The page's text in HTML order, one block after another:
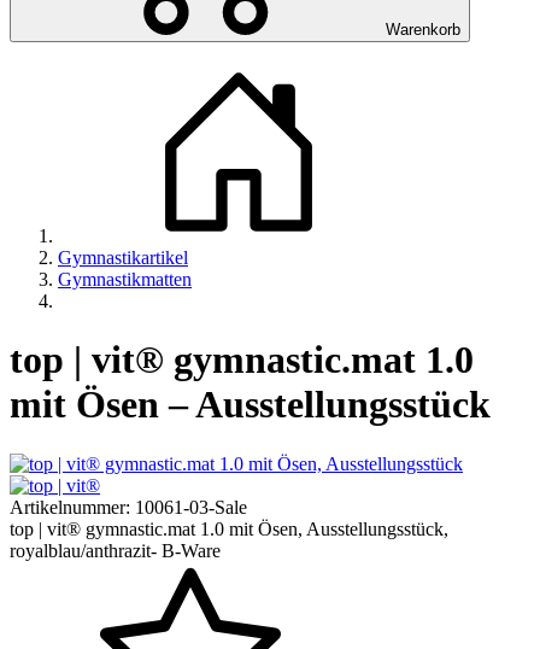
Warenkorb
Gymnastikartikel
Gymnastikmatten
top | vit® gymnastic.mat 1.0
mit Ösen – Ausstellungsstück
Artikelnummer: 10061-03-Sale
top | vit® gymnastic.mat 1.0 mit Ösen, Ausstellungsstück,
royalblau/anthrazit- B-Ware